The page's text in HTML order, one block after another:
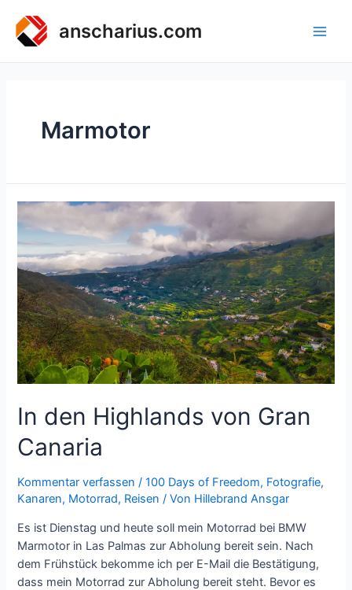
Inhalt
springen
anscharius.com
Marmotor
In den Highlands von Gran
Canaria
Kommentar verfassen /100 Days of Freedom, Fotografie,
Kanaren, Motorrad, Reisen / Von Hillebrand Ansgar
Es ist Dienstag und heute soll mein Motorrad bei BMW
Marmotor in Las Palmas zur Abholung bereit sein. Nach
dem Frühstück bekomme ich per E-Mail die Bestätigung,
dass mein Motorrad zur Abholung bereit steht. Bevor es